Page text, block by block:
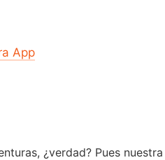
App
¿verdad? Pues